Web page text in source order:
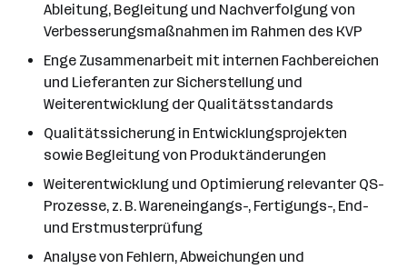
Ableitung, Begleitung und Nachverfolgung von
Verbesserungsmaßnahmen im Rahmen des KVP
Enge Zusammenarbeit mit internen Fachbereichen
und Lieferanten zur Sicherstellung und
Weiterentwicklung der Qualitätsstandards
Qualitätssicherung in Entwicklungsprojekten
sowie Begleitung von Produktänderungen
Weiterentwicklung und Optimierung relevanter QS-
Prozesse, z. B. Wareneingangs-, Fertigungs-, End-
und Erstmusterprüfung
Analyse von Fehlern, Abweichungen und